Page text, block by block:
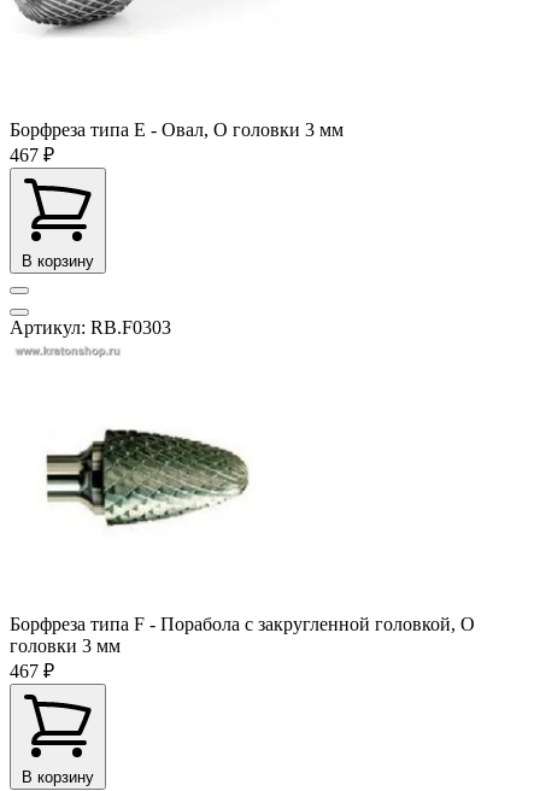
Борфреза типа E - Овал, O головки 3 мм
467 ₽
В корзину
Артикул: RB.F0303
Борфреза типа F - Порабола с закругленной головкой, O
головки 3 мм
467 ₽
В корзину